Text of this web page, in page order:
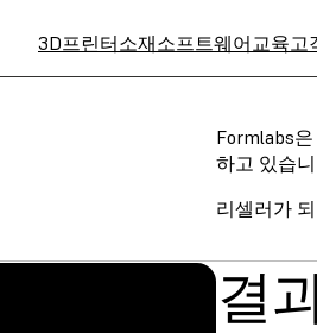
3D프린터소재소프트웨어교육고
Formlabs
하고 있습
리셀러가
결